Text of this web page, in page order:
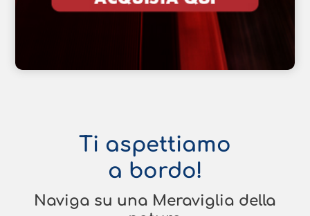
Ti aspettiamo
a bordo!
Naviga su una Meraviglia della